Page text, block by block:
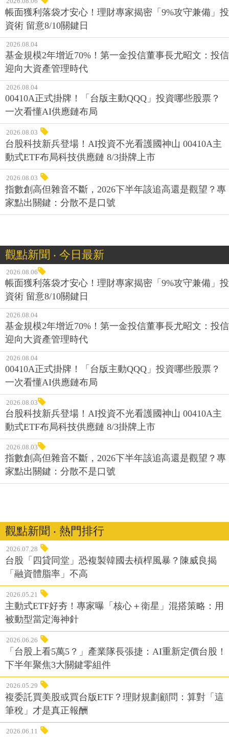
帳面獲利落袋才安心！理財專家揭密「9%攻守兼備」投
資術 留意8/10關鍵日
2026.08.04
基金規模2年增近70%！第一金投信董事長尤昭文：投信
迎向大資產管理時代
2026.08.04
00410A正式掛牌！「台版主動QQQ」投資哪些股票？
一次看懂AI供應鏈布局
2026.08.03
台股科技新兵登場！AI投資不光看護國神山 00410A主
動式ETF布局科技供應鏈 8/3掛牌上市
2026.08.03
指數創高但雜音不斷，2026下半年該追高還是觀望？專
家點出關鍵：分散不是口號
觀點新聞 ‧ 今日最新
2026.08.06
帳面獲利落袋才安心！理財專家揭密「9%攻守兼備」投
資術 留意8/10關鍵日
2026.08.04
基金規模2年增近70%！第一金投信董事長尤昭文：投信
迎向大資產管理時代
2026.08.04
00410A正式掛牌！「台版主動QQQ」投資哪些股票？
一次看懂AI供應鏈布局
2026.08.03
台股科技新兵登場！AI投資不光看護國神山 00410A主
動式ETF布局科技供應鏈 8/3掛牌上市
2026.08.03
指數創高但雜音不斷，2026下半年該追高還是觀望？專
家點出關鍵：分散不是口號
觀點新聞 ‧ 熱門排行
2026.07.28
台股「四貸同堂」恐複製韓國去槓桿風暴？陳威良揭
「融資體脂率」不高
2026.05.21
主動式ETF好夯！專家曝「核心＋衛星」混搭策略：用
被動型當定海神針
2026.06.26
「台股上看5萬5？」產業隊長張捷：AI重新定價台股！
下半年聚焦3大關鍵零組件
2026.05.29
複委託買美股或買台版ETF？理財規劃顧問：算對「這
筆稅」才是真正報酬
2026.06.11